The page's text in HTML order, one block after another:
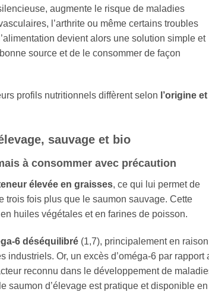
augmente le risque de maladies
l’arthrite ou même certains troubles
devient alors une solution simple et
source et de le consommer de façon
profils nutritionnels diffèrent selon l’origine
sauvage et bio
à consommer avec précaution
élevée en graisses, ce qui lui permet de
trois fois plus que le saumon sauvage. Cette
huiles végétales et en farines de poisson.
déséquilibré (1,7), principalement en raison
Or, un excès d’oméga‑6 par rapport
reconnu dans le développement de
saumon d’élevage est pratique et disponible en